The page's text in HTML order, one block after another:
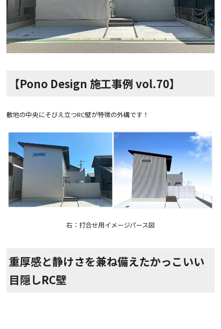
【Pono Design 施工事例 vol.70】
敷地の中央にそびえ立つRC壁が特徴の外構です！
右：打合せ用イメージパース図
重厚感と静けさを兼ね備えたかっこいい
目隠しRC壁